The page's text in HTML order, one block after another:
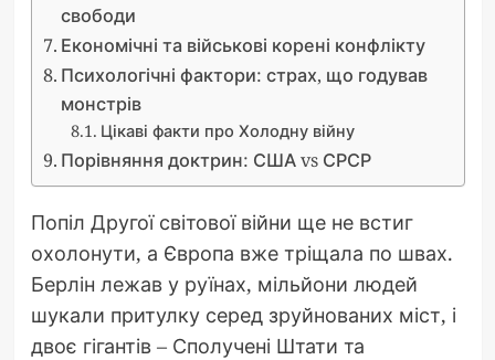
свободи
Економічні та військові корені конфлікту
Психологічні фактори: страх, що годував
монстрів
Цікаві факти про Холодну війну
Порівняння доктрин: США vs СРСР
Попіл Другої світової війни ще не встиг
охолонути, а Європа вже тріщала по швах.
Берлін лежав у руїнах, мільйони людей
шукали притулку серед зруйнованих міст, і
двоє гігантів – Сполучені Штати та